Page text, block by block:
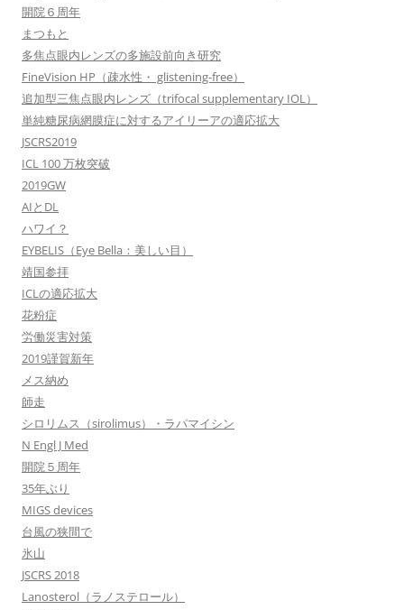
開院６周年
まつもと
多焦点眼内レンズの多施設前向き研究
FineVision HP（疎水性・ glistening-free）
追加型三焦点眼内レンズ（trifocal supplementary IOL）
単純糖尿病網膜症に対するアイリーアの適応拡大
JSCRS2019
ICL 100 万枚突破
2019GW
AIとDL
ハワイ？
EYBELIS（Eye Bella：美しい目）
靖国参拝
ICLの適応拡大
花粉症
労働災害対策
2019謹賀新年
メス納め
師走
シロリムス（sirolimus）・ラパマイシン
N Engl J Med
開院５周年
35年ぶり
MIGS devices
台風の狭間で
氷山
JSCRS 2018
Lanosterol（ラノステロール）